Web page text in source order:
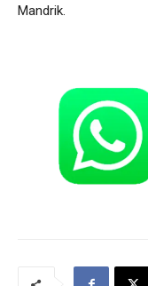
Mandrik.